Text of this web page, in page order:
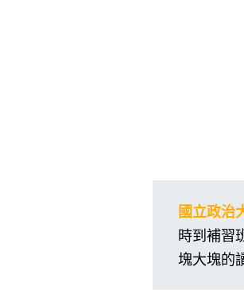
國立政
時到補習
塊大塊的